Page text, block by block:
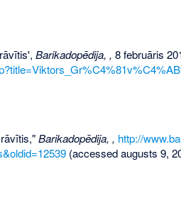
Barikadopēdija, , 8 februāris
Barikadopēdija, , http://
(accessed augusts 9,